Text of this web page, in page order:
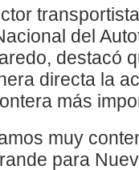
del
destacó
directa la
más
muy
para